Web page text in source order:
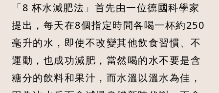
「8 杯水減肥法」首先由一位德國科學家
提出，每天在8個指定時間各喝一杯約250
毫升的水，即使不改變其他飲食習慣、不
運動，也成功減肥，當然喝的水不要是含
糖分的飲料和果汁，而水溫以溫水為佳，